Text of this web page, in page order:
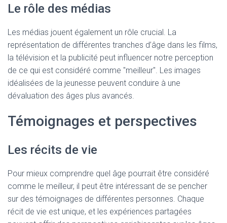
Le rôle des médias
Les médias jouent également un rôle crucial. La
représentation de différentes tranches d’âge dans les films,
la télévision et la publicité peut influencer notre perception
de ce qui est considéré comme "meilleur". Les images
idéalisées de la jeunesse peuvent conduire à une
dévaluation des âges plus avancés.
Témoignages et perspectives
Les récits de vie
Pour mieux comprendre quel âge pourrait être considéré
comme le meilleur, il peut être intéressant de se pencher
sur des témoignages de différentes personnes. Chaque
récit de vie est unique, et les expériences partagées